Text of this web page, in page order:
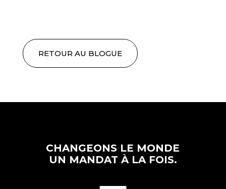
RETOUR AU BLOGUE
CHANGEONS LE MONDE
UN MANDAT À LA FOIS.